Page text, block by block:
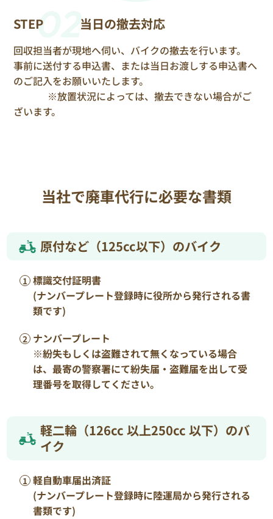
STEP02
当日の撤去対応
回収担当者が現地へ伺い、バイクの撤去を行います。
事前に送付する申込書、または当日お渡しする申込書へ
のご記入をお願いいたします。
※放置状況によっては、撤去できない場合がご
ざいます。
当社で廃車代行に必要な書類
原付など（125cc以下）のバイク
標識交付証明書
(ナンバープレート登録時に役所から発行される書
類です)
ナンバープレート
※紛失もしくは盗難されて無くなっている場合
は、最寄の警察署にて紛失届・盗難届を出して受
理番号を取得してください。
軽二輪（126cc 以上250cc 以下）のバ
イク
軽自動車届出済証
(ナンバープレート登録時に陸運局から発行される
書類です)